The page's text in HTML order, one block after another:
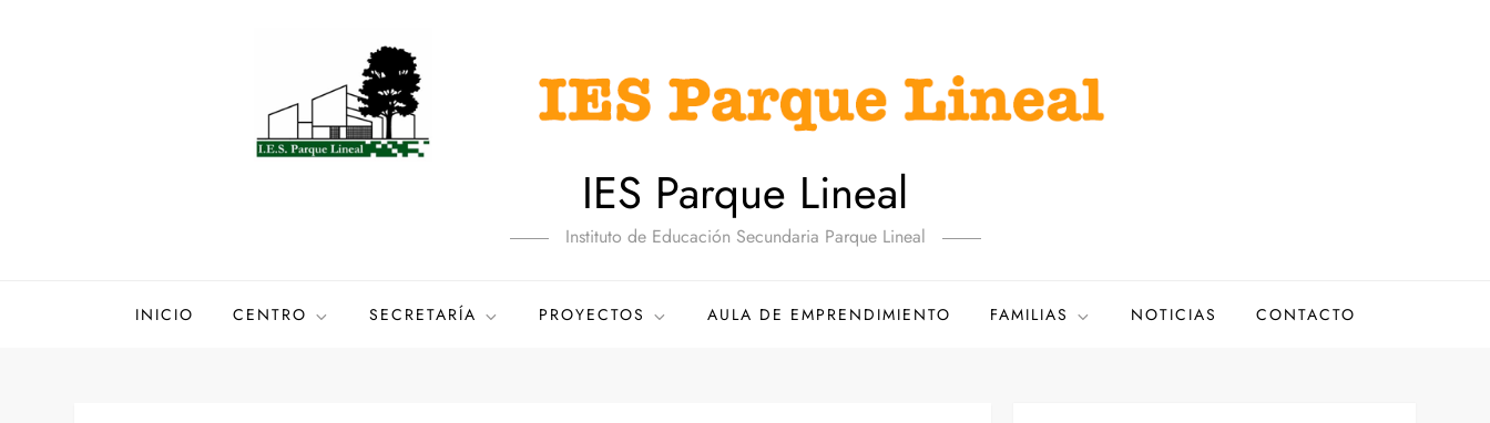
IES Parque Lineal
Instituto de Educación Secundaria Parque Lineal
INICIO CENTRO SECRETARÍA PROYECTOS AULA DE EMPRENDIMIENTO FAMILIAS NOTICIAS CONTACTO